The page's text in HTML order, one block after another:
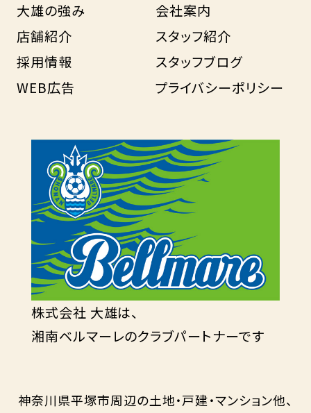
大雄の強み
会社案内
店舗紹介
スタッフ紹介
採用情報
スタッフブログ
WEB広告
プライバシーポリシー
株式会社 大雄は、
湘南ベルマーレのクラブパートナーです
神奈川県平塚市周辺の土地・戸建・マンション他、